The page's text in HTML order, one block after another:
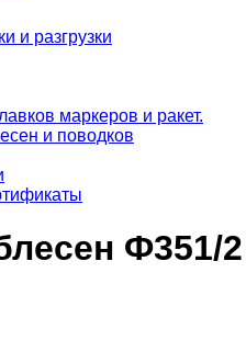
и разгрузки
маркеров и ракет.
и поводков
Ф351/2